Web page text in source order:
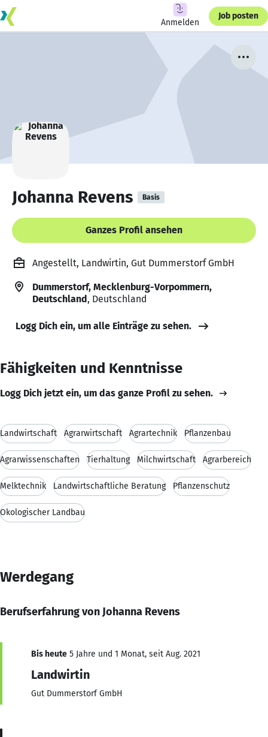
Anmelden
Job posten
Johanna Revens Basis
Ganzes Profil ansehen
Angestellt, Landwirtin, Gut Dummerstorf GmbH
Dummerstorf, Mecklenburg-Vorpommern,
Deutschland, Deutschland
Logg Dich ein, um alle Einträge zu sehen.
Fähigkeiten und Kenntnisse
Logg Dich jetzt ein, um das ganze Profil zu sehen.
Landwirtschaft Agrarwirtschaft Agrartechnik Pflanzenbau
Agrarwissenschaften Tierhaltung Milchwirtschaft Agrarbereich
Melktechnik Landwirtschaftliche Beratung Pflanzenschutz
Ökologischer Landbau
Werdegang
Berufserfahrung von Johanna Revens
Bis heute 5 Jahre und 1 Monat, seit Aug. 2021
Landwirtin
Gut Dummerstorf GmbH